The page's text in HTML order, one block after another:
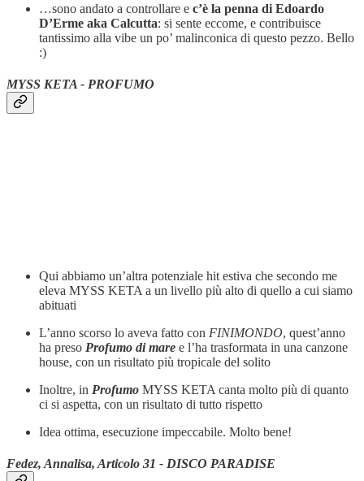
…sono andato a controllare e c’è la penna di Edoardo
D’Erme aka Calcutta: si sente eccome, e contribuisce
tantissimo alla vibe un po’ malinconica di questo pezzo. Bello
:)
MYSS KETA - PROFUMO
Qui abbiamo un’altra potenziale hit estiva che secondo me
eleva MYSS KETA a un livello più alto di quello a cui siamo
abituati
L’anno scorso lo aveva fatto con FINIMONDO, quest’anno
ha preso Profumo di mare e l’ha trasformata in una canzone
house, con un risultato più tropicale del solito
Inoltre, in Profumo MYSS KETA canta molto più di quanto
ci si aspetta, con un risultato di tutto rispetto
Idea ottima, esecuzione impeccabile. Molto bene!
Fedez, Annalisa, Articolo 31 - DISCO PARADISE